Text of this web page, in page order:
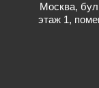
Москва,
этаж 1,